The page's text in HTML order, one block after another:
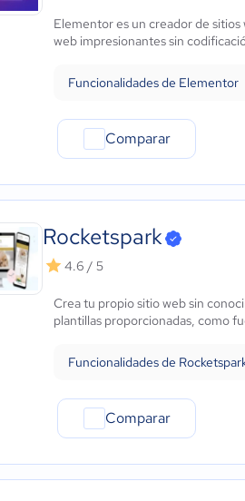
Marketing y Comunicación
Automotriz
Comercio Electrónico
Metales y Minería
Recursos Humanos
Gastronomía
Aeroespacial y defensa
Turismo
Contabilidad
Moda y textiles
Elementor es un creador de
web impresionantes sin
Funcionalidades de Elementor
Comparar
Rocketspark
4.6 / 5
Crea tu propio sitio web sin
plantillas proporcionadas, como
Funcionalidades de
Comparar